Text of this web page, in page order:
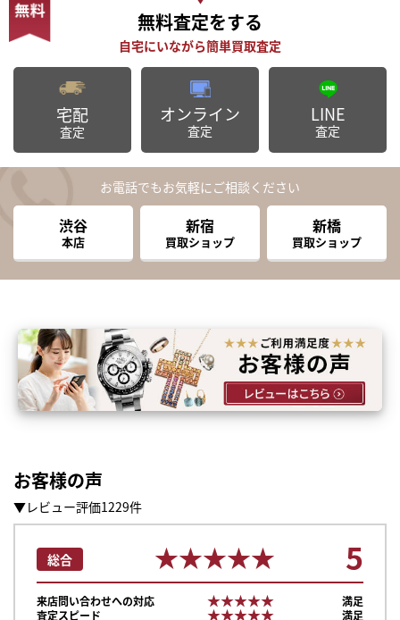
無料査定をする
宅配
査定
オンライン
査定
LINE
査定
お電話でもお気軽にご相談ください
渋谷
本店
新宿
買取ショップ
新橋
買取ショップ
お客様の声
▼レビュー評価1229件
総合 ★★★★★
★★★★★ 5
来店問い合わせへの対応 ★★★★★
★★★★★
満足
査定スピード
★★★★★
★★★★★ 満足